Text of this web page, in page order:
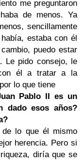
me preguntaron
de menos. Ya
sencillamente
estaba con él
puedo estar
Le pido consejo, le
él a tratar a la
lo que tiene
Pablo II es un
dado esos años?
lo que él mismo
herencia. Pero si
diría que se